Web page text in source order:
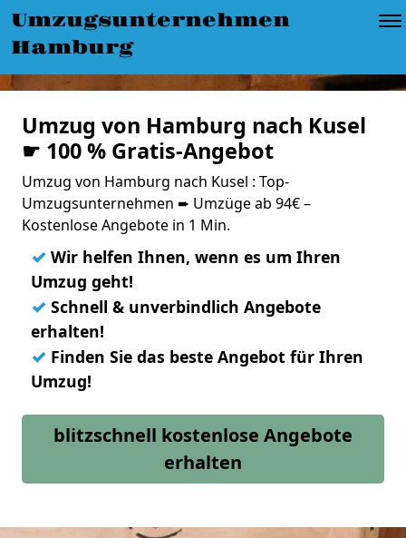
Umzugsunternehmen
Hamburg
Umzug von Hamburg nach Kusel
☛ 100 % Gratis-Angebot
Umzug von Hamburg nach Kusel : Top-
Umzugsunternehmen ➨ Umzüge ab 94€ –
Kostenlose Angebote in 1 Min.
✓ Wir helfen Ihnen, wenn es um Ihren
Umzug geht!
✓ Schnell & unverbindlich Angebote
erhalten!
✓ Finden Sie das beste Angebot für Ihren
Umzug!
blitzschnell kostenlose Angebote
erhalten